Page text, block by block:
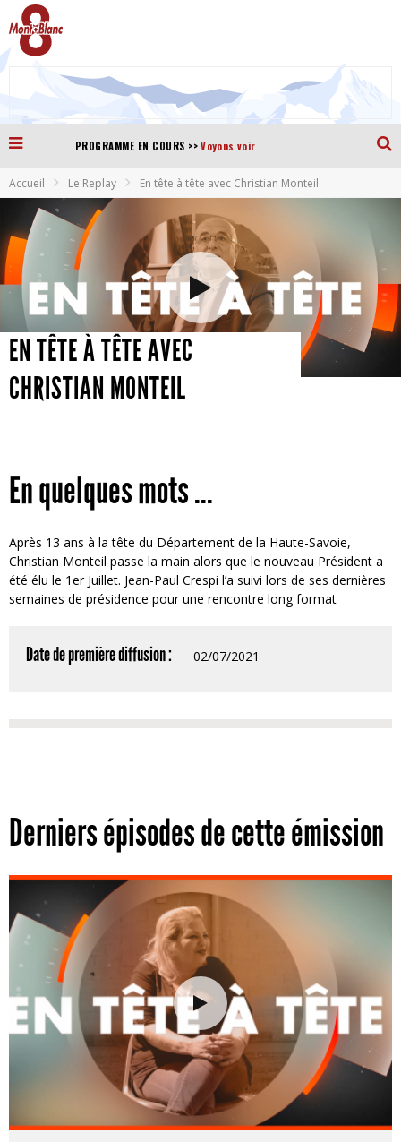
PROGRAMME EN COURS >> Voyons voir
Accueil Le Replay En tête à tête avec Christian Monteil
EN TÊTE À TÊTE AVEC
CHRISTIAN MONTEIL
En quelques mots ...
Après 13 ans à la tête du Département de la Haute-Savoie,
Christian Monteil passe la main alors que le nouveau Président a
été élu le 1er Juillet. Jean-Paul Crespi l’a suivi lors de ses dernières
semaines de présidence pour une rencontre long format
Date de première diffusion : 02/07/2021
Derniers épisodes de cette émission